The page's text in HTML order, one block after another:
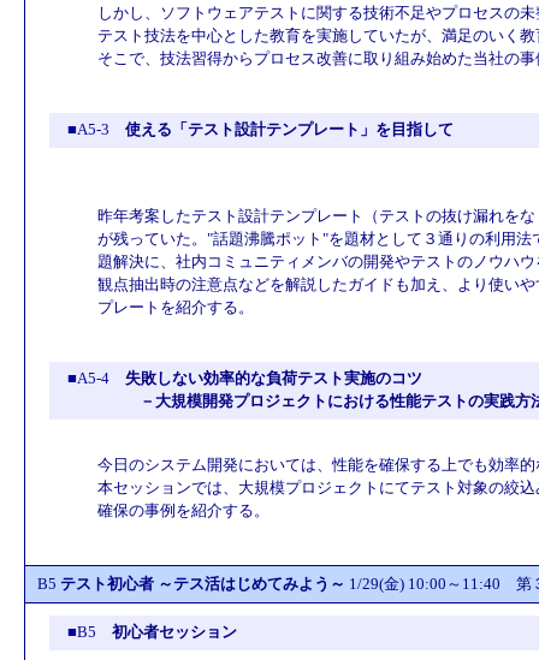
しかし、ソフトウェアテストに関する技術不足やプロセスの
テスト技法を中心とした教育を実施していたが、満足のいく
そこで、技法習得からプロセス改善に取り組み始めた当社の
■A5-3 使える「テスト設計テンプレート」を目指して
昨年考案したテスト設計テンプレート（テストの抜け漏れを
が残っていた。"話題沸騰ポット"を題材として３通りの利用
題解決に、社内コミュニティメンバの開発やテストのノウハ
観点抽出時の注意点などを解説したガイドも加え、より使い
プレートを紹介する。
■A5-4
失敗しない効率的な負荷テスト実施のコツ
－大規模開発プロジェクトにおける性能テストの実践方
今日のシステム開発においては、性能を確保する上でも効率
本セッションでは、大規模プロジェクトにてテスト対象の絞
確保の事例を紹介する。
B5 テスト初心者 ～テス活はじめてみよう～ 1/29(金) 10:00～11:40 第
■B5 初心者セッション